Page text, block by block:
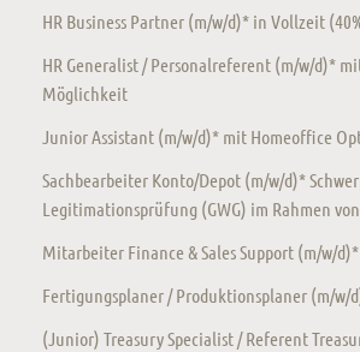
HR Business Partner (m/w/d)* in Vollzeit
HR Generalist / Personalreferent (m/w/d)*
Möglichkeit
Junior Assistant (m/w/d)* mit Homeoffice
Sachbearbeiter Konto/Depot (m/w/d)*
Legitimationsprüfung (GWG) im Rahmen von
Mitarbeiter Finance & Sales Support (m/w/
Fertigungsplaner / Produktionsplaner (m/w/
(Junior) Treasury Specialist / Referent